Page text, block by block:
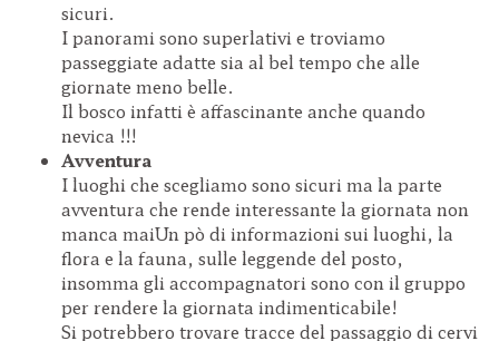
sicuri.
I panorami sono superlativi e troviamo
passeggiate adatte sia al bel tempo che alle
giornate meno belle.
Il bosco infatti è affascinante anche quando
nevica !!!
Avventura
I luoghi che scegliamo sono sicuri ma la parte
avventura che rende interessante la giornata non
manca maiUn pò di informazioni sui luoghi, la
flora e la fauna, sulle leggende del posto,
insomma gli accompagnatori sono con il gruppo
per rendere la giornata indimenticabile!
Si potrebbero trovare tracce del passaggio di cervi